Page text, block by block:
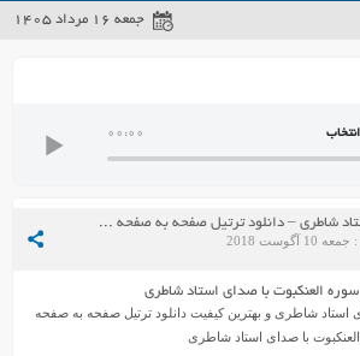
جمعه ۱۶ مرداد ۱۴۰۵
00:00
سوره العنکبوت با صدای استاد شاطری – دانلود ترتیل صفحه به صفحه استاد شاطری
10 آگوست 2018
العنکبوت با صدای استاد شاطری
استاد شاطری و بهترین کیفیت دانلود ترتیل صفحه به صفحه
با صدای استاد شاطری